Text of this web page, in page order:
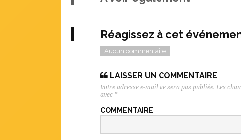
Réagissez à cet
Aucun commentaire
LAISSER UN COMMENTAIRE
Votre adresse e-mail ne sera pas publiée. Les
avec *
COMMENTAIRE